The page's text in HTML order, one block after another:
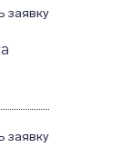
заявку
заявку